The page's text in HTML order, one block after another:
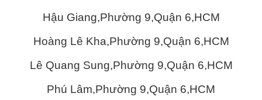
Hậu Giang,Phường 9,Quận 6,HCM
Hoàng Lê Kha,Phường 9,Quận 6,HCM
Lê Quang Sung,Phường 9,Quận 6,HCM
Phú Lâm,Phường 9,Quận 6,HCM